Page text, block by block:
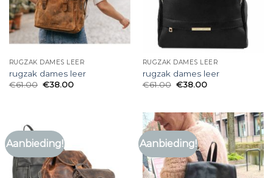
RUGZAK DAMES LEER
rugzak dames leer
€61.00 €38.00
RUGZAK DAMES LEER
rugzak dames leer
€61.00 €38.00
Aanbieding! Aanbieding!